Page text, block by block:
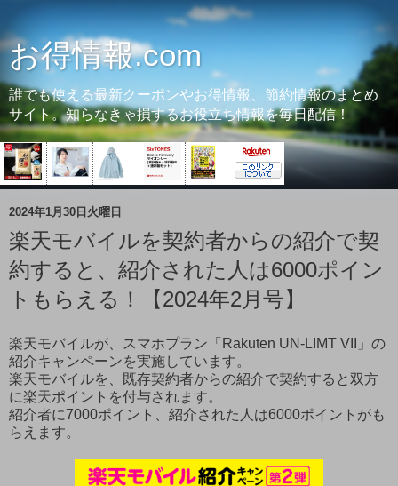
お得情報.com
誰でも使える最新クーポンやお得情報、節約情報のまとめ
サイト。知らなきゃ損するお役立ち情報を毎日配信！
2024年1月30日火曜日
楽天モバイルを契約者からの紹介で契
約すると、紹介された人は6000ポイン
トもらえる！【2024年2月号】
楽天モバイルが、スマホプラン「Rakuten UN-LIMT VII」の
紹介キャンペーンを実施しています。
楽天モバイルを、既存契約者からの紹介で契約すると双方
に楽天ポイントを付与されます。
紹介者に7000ポイント、紹介された人は6000ポイントがも
らえます。